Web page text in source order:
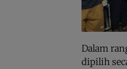
Dalam
dipilih